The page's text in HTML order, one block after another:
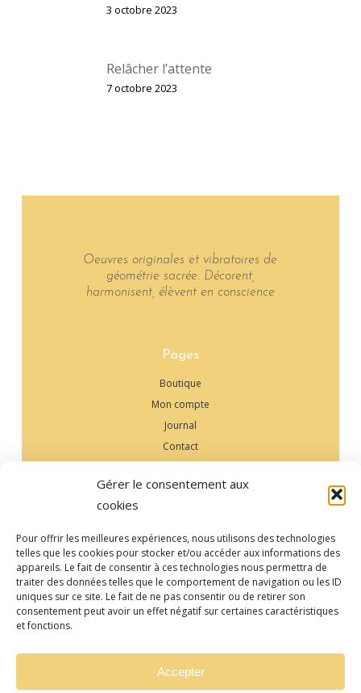
Gérer le consentement aux
cookies
Pour offrir les meilleures expériences, nous utilisons des technologies
telles que les cookies pour stocker et/ou accéder aux informations des
appareils. Le fait de consentir à ces technologies nous permettra de
traiter des données telles que le comportement de navigation ou les ID
uniques sur ce site. Le fait de ne pas consentir ou de retirer son
consentement peut avoir un effet négatif sur certaines caractéristiques
et fonctions.
Accepter
3 octobre 2023
Relâcher l’attente
7 octobre 2023
Oeuvres originales et vibratoires de
géométrie sacrée. Décorent,
harmonisent, élèvent en conscience
Pages
Boutique
Mon compte
Journal
Contact
contact@adnflow-or.fr